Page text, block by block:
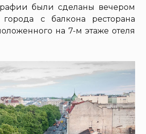
были сделаны вечером
с балкона ресторана
на 7-м этаже отеля